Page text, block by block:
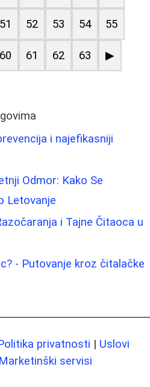
51 52 53 54 55
60 61 62 63 ▶
i najefikasniji
Odmor: Kako Se
Letovanje
i Tajne Čitaoca u
- Putovanje kroz čitalačke
privatnosti | Uslovi
Marketinški servisi